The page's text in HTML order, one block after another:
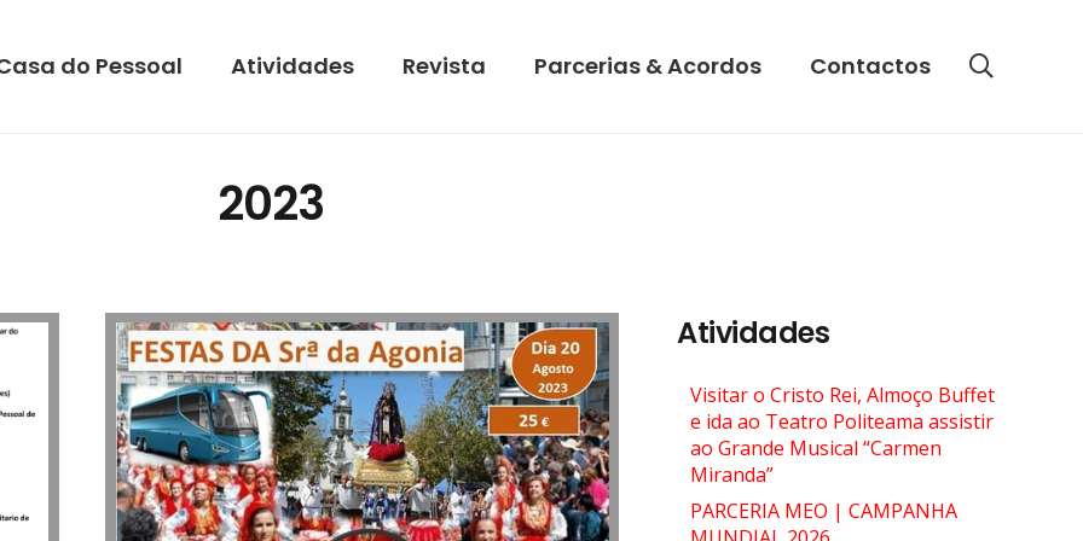
do Pessoal Atividades Revista Parcerias & Acordos Contactos
2023
Atividades
Visitar o Cristo Rei, Almoço Buffet
e ida ao Teatro Politeama assistir
ao Grande Musical “Carmen
Miranda”
PARCERIA MEO | CAMPANHA